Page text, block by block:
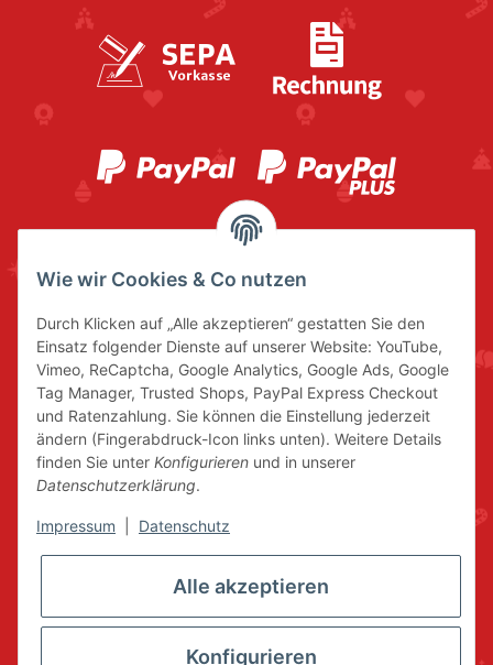
Wie wir Cookies & Co nutzen
Durch Klicken auf „Alle akzeptieren“ gestatten Sie den
Einsatz folgender Dienste auf unserer Website: YouTube,
Vimeo, ReCaptcha, Google Analytics, Google Ads, Google
Tag Manager, Trusted Shops, PayPal Express Checkout
und Ratenzahlung. Sie können die Einstellung jederzeit
ändern (Fingerabdruck-Icon links unten). Weitere Details
finden Sie unter Konfigurieren und in unserer
Datenschutzerklärung.
Impressum Datenschutz
Alle akzeptieren
Konfigurieren